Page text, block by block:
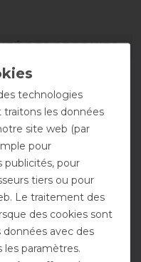
DES PRODUITS
pour vous
technologies
les données
site web (par
pour
publicités, pour
tiers ou pour
Le traitement des
des cookies sont
données avec des
paramètres.